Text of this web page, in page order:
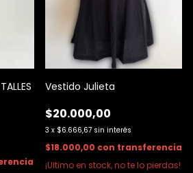
Vestido Julieta
$20.000,00
3 x $6.666,67 sin interés
$18.000,00 con transferencia
¡Ultimo en stock, no te lo pierdas!